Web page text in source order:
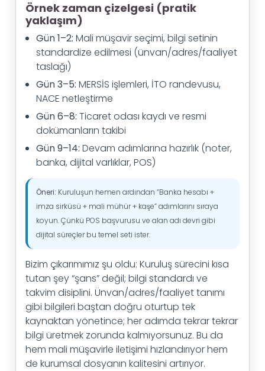
Örnek zaman çizelgesi (pratik
yaklaşım)
Gün 1–2: Mali müşavir seçimi, bilgi setinin
standardize edilmesi (ünvan/adres/faaliyet
taslağı)
Gün 3–5: MERSİS işlemleri, İTO randevusu,
NACE netleştirme
Gün 6–8: Ticaret odası kaydı ve resmi
dokümanların takibi
Gün 9–14: Devam adımlarına hazırlık (noter,
banka, dijital varlıklar, POS)
Öneri: Kuruluşun hemen ardından “Banka hesabı +
imza sirküsü + mali mühür + kaşe” adımlarını sıraya
koyun. Çünkü POS başvurusu ve alan adı devri gibi
dijital süreçler bu temel seti ister.
Bizim çıkarımımız şu oldu: Kuruluş sürecini kısa
tutan şey “şans” değil; bilgi standardı ve
takvim disiplini. Ünvan/adres/faaliyet tanımı
gibi bilgileri baştan doğru oturtup tek
kaynaktan yönetince; her adımda tekrar tekrar
bilgi üretmek zorunda kalmıyorsunuz. Bu da
hem mali müşavirle iletişimi hızlandırıyor hem
de kurumsal dosyanın kalitesini artırıyor.